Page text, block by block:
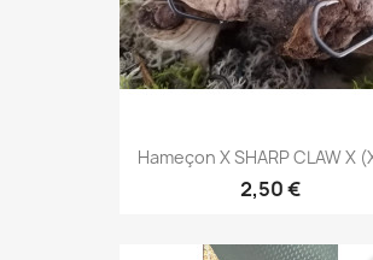
Hameçon X SHARP CLAW X
2,50 €